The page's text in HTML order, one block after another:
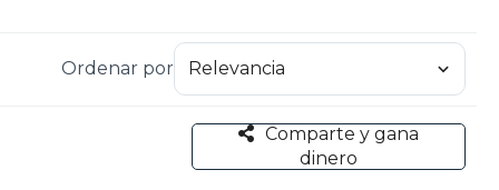
Ordenar por
Comparte y gana
dinero